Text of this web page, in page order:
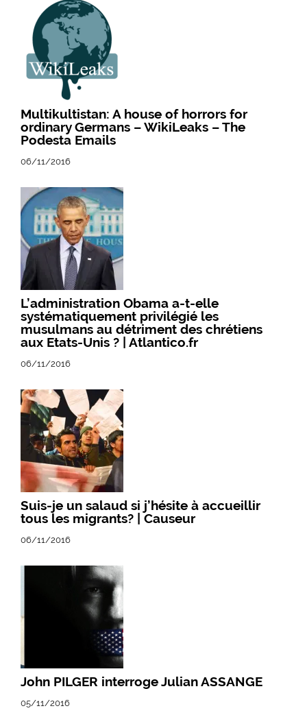
Multikultistan: A house of horrors for
ordinary Germans – WikiLeaks – The
Podesta Emails
06/11/2016
L’administration Obama a-t-elle
systématiquement privilégié les
musulmans au détriment des chrétiens
aux Etats-Unis ? | Atlantico.fr
06/11/2016
Suis-je un salaud si j’hésite à accueillir
tous les migrants? | Causeur
06/11/2016
John PILGER interroge Julian ASSANGE
05/11/2016